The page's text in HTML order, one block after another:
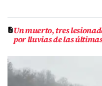
Un muerto, tres
por lluvias de las